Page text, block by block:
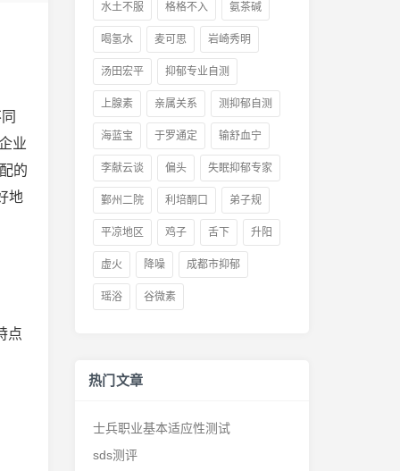
业
的
地
点
水土不服 格格不入 氨茶碱
喝氢水 麦可思 岩崎秀明
汤田宏平 抑郁专业自测
上腺素 亲属关系 测抑郁自测
海蓝宝 于罗通定 输舒血宁
李献云谈 偏头 失眠抑郁专家
鄞州二院 利培酮口 弟子规
平凉地区 鸡子 舌下 升阳
虚火 降噪 成都市抑郁
瑶浴 谷微素
热门文章
士兵职业基本适应性测试
sds测评